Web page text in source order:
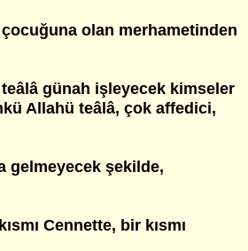
çocuğuna olan merhametinden
günah işleyecek kimseler
Allahü teâlâ, çok affedici,
gelmeyecek şekilde,
Cennette, bir kısmı